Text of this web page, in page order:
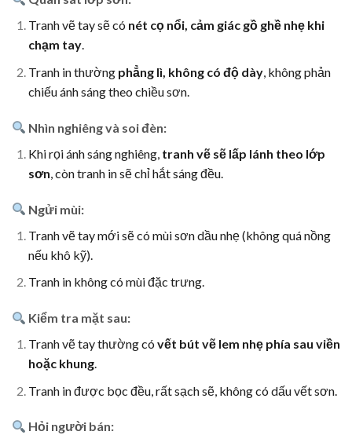
Tranh vẽ tay sẽ có nét cọ nổi, cảm giác gồ ghề nhẹ khi
chạm tay.
Tranh in thường phẳng lì, không có độ dày, không phản
chiếu ánh sáng theo chiều sơn.
Nhìn nghiêng và soi đèn:
Khi rọi ánh sáng nghiêng, tranh vẽ sẽ lấp lánh theo lớp
sơn , còn tranh in sẽ chỉ hắt sáng đều.
Ngửi mùi:
Tranh vẽ tay mới sẽ có mùi sơn dầu nhẹ (không quá nồng
nếu khô kỹ).
Tranh in không có mùi đặc trưng.
Kiểm tra mặt sau:
Tranh vẽ tay thường có vết bút vẽ lem nhẹ phía sau viền
hoặc khung.
Tranh in được bọc đều, rất sạch sẽ, không có dấu vết sơn.
Hỏi người bán: